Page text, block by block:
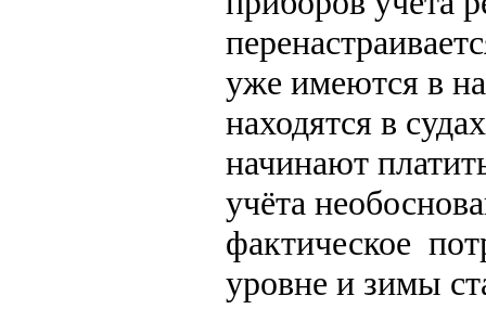
уже имеются в
находятся в
начинают
учёта
фактическое
уровне и зимы